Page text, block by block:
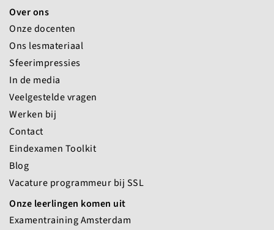
Over ons
Onze docenten
Ons lesmateriaal
Sfeerimpressies
In de media
Veelgestelde vragen
Werken bij
Contact
Eindexamen Toolkit
Blog
Vacature programmeur bij SSL
Onze leerlingen komen uit
Examentraining Amsterdam